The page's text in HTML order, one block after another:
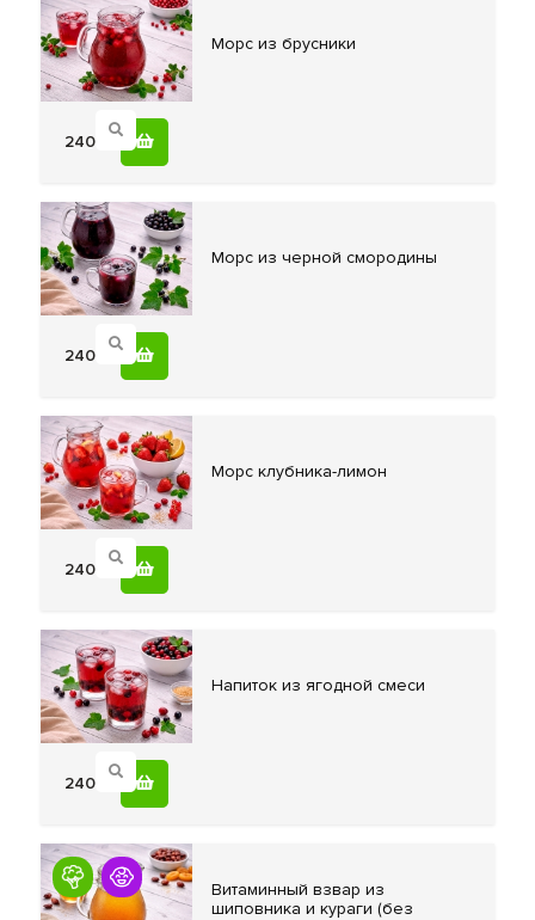
Морс из брусники
240
Морс из черной смородины
240
Морс клубника-лимон
240
Напиток из ягодной смеси
240
Витаминный взвар из
шиповника и кураги (без